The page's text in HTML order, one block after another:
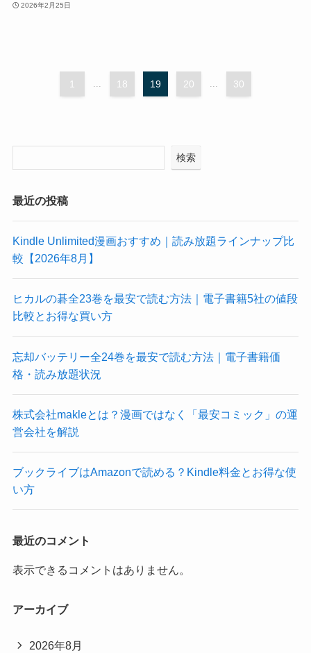
2026年2月25日
1 ... 18 19 20 ... 30
検索
最近の投稿
Kindle Unlimited漫画おすすめ｜読み放題ラインナップ比
較【2026年8月】
ヒカルの碁全23巻を最安で読む方法｜電子書籍5社の値段
比較とお得な買い方
忘却バッテリー全24巻を最安で読む方法｜電子書籍価
格・読み放題状況
株式会社makleとは？漫画ではなく「最安コミック」の運
営会社を解説
ブックライブはAmazonで読める？Kindle料金とお得な使
い方
最近のコメント
表示できるコメントはありません。
アーカイブ
2026年8月